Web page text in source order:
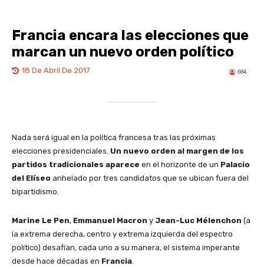
Francia encara las elecciones que
marcan un nuevo orden político
18 De Abril De 2017 684
Nada será igual en la política francesa tras las próximas
elecciones presidenciales. Un nuevo orden al margen de los
partidos tradicionales aparece en el horizonte de un Palacio
del Elíseo anhelado por tres candidatos que se ubican fuera del
bipartidismo.
Marine Le Pen, Emmanuel Macron y Jean-Luc Mélenchon (a
la extrema derecha, centro y extrema izquierda del espectro
político) desafían, cada uno a su manera, el sistema imperante
desde hace décadas en Francia